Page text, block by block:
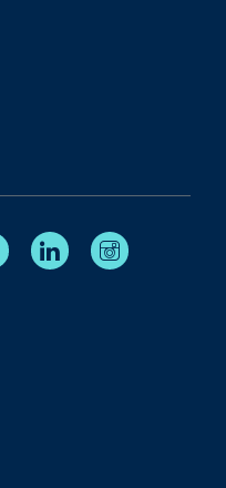
Youtube Linkedin